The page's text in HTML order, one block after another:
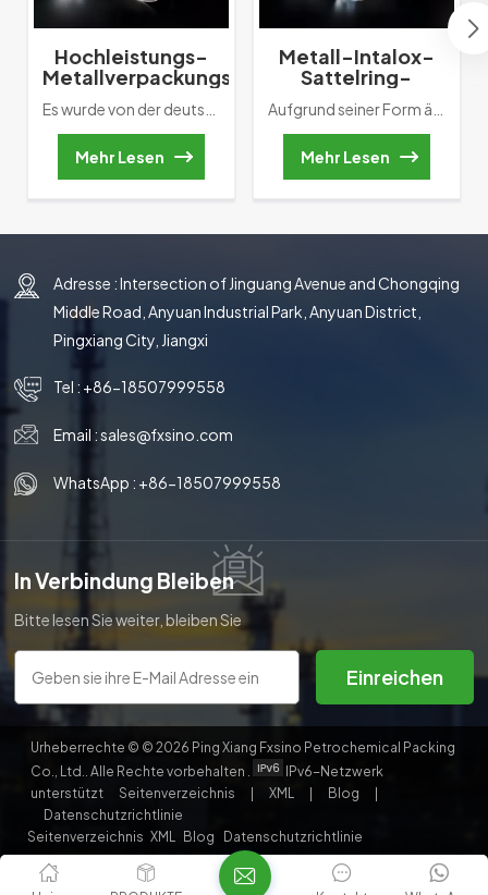
Hochleistungs-
Metallverpackungsring
aus Metall mit
zufälliger
Packung
Mehr Lesen
Metall-Intalox-
Sattelring-
Turmverpackung
Mehr Lesen
Adresse : Intersection of Jinguang Avenue and Chongqing
Middle Road, Anyuan Industrial Park, Anyuan District,
Pingxiang City, Jiangxi
Tel : +86-18507999558
Email :sales@fxsino.com
WhatsApp : +86-18507999558
In Verbindung Bleiben
Bitte lesen Sie weiter, bleiben Sie
auf dem Laufenden, abonnieren
Sie uns und wir heißen Sie
herzlich willkommen, uns Ihre
Meinung mitzuteilen.
Einreichen
Urheberrechte © © 2026 Ping Xiang Fxsino Petrochemical Packing
Co., Ltd.. Alle Rechte vorbehalten .
IPv6-Netzwerk
unterstützt
Seitenverzeichnis | XML | Blog
|
Datenschutzrichtlinie
Seitenverzeichnis XML Blog Datenschutzrichtlinie